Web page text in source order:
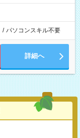
/ パソコンスキル不要
詳細へ